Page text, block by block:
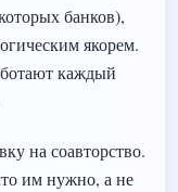
банков),
якорем.
каждый
на соавторство.
им нужно, а не